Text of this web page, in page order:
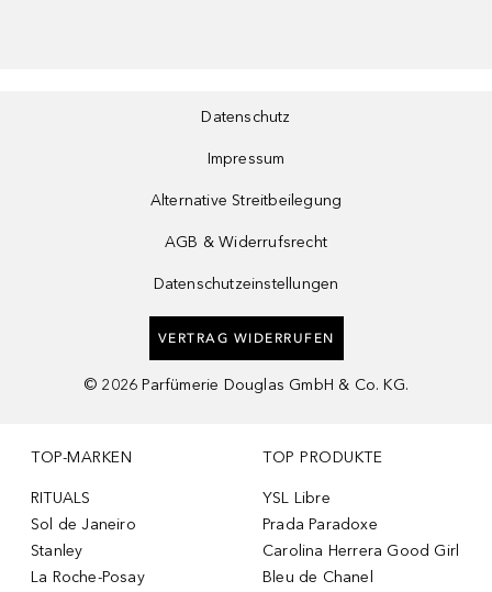
Datenschutz
Impressum
Alternative Streitbeilegung
AGB & Widerrufsrecht
Datenschutzeinstellungen
VERTRAG WIDERRUFEN
© 2026 Parfümerie Douglas GmbH & Co. KG.
TOP-MARKEN
RITUALS
Sol de Janeiro
Stanley
La Roche-Posay
TOP PRODUKTE
YSL Libre
Prada Paradoxe
Carolina Herrera Good Girl
Bleu de Chanel